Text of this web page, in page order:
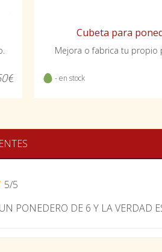
Cubeta para
Mejora o fabrica tu propio
- en stock
5/5
PONEDERO DE 6 Y LA VERDAD